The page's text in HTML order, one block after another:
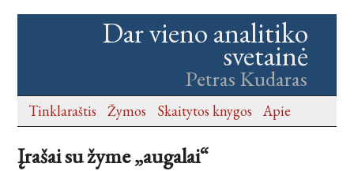
Dar vieno analitiko
svetainė
Petras Kudaras
Tinklaraštis Žymos Skaitytos knygos Apie
Įrašai su žyme „augalai“